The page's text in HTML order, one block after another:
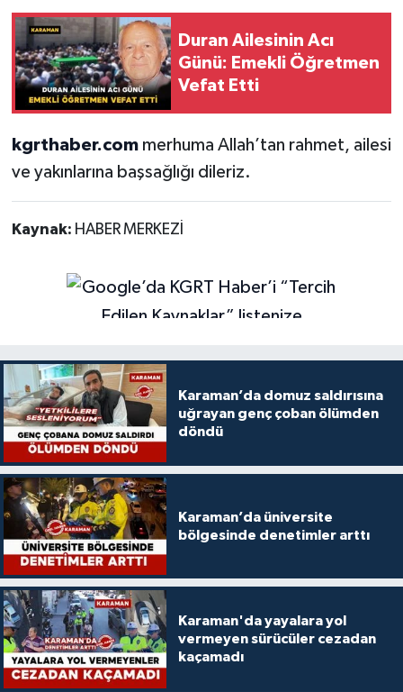
Duran Ailesinin Acı
Günü: Emekli Öğretmen
Vefat Etti
kgrthaber.commerhuma Allah’tan rahmet, ailesi
ve yakınlarına başsağlığı dileriz.
Kaynak: HABER MERKEZİ
Karaman’da domuz saldırısına
uğrayan genç çoban ölümden
döndü
Karaman’da üniversite
bölgesinde denetimler arttı
Karaman'da yayalara yol
vermeyen sürücüler cezadan
kaçamadı